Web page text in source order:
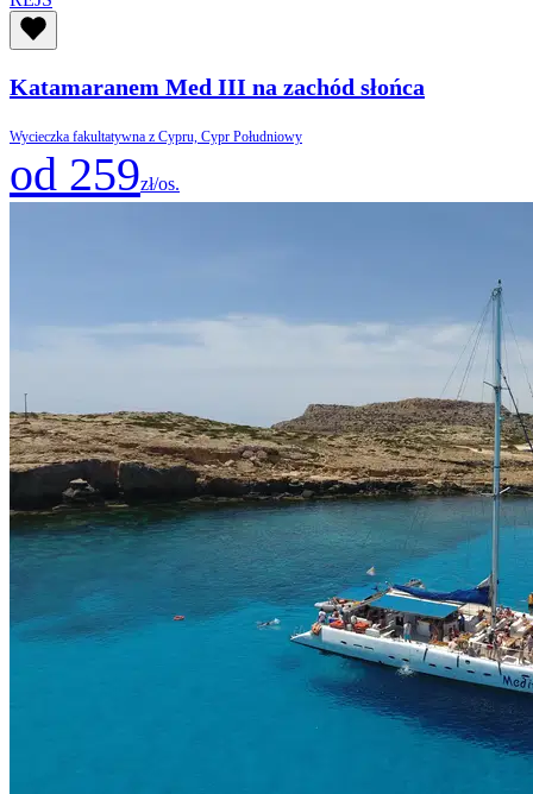
Katamaranem Med III na zachód słońca
Wycieczka fakultatywna z Cypru, Cypr Południowy
od 259zł/os.